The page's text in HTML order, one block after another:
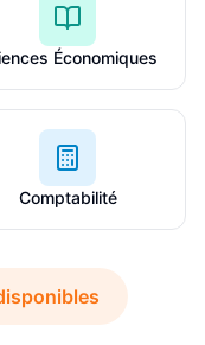
Économiques
Comptabilité